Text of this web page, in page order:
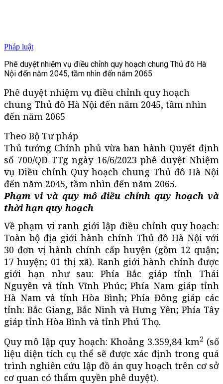
Pháp luật
Phê duyệt nhiệm vụ điều chỉnh quy hoạch chung Thủ đô Hà
Nội đến năm 2045, tầm nhìn đến năm 2065
Phê duyệt nhiệm vụ điều chỉnh quy hoạch
chung Thủ đô Hà Nội đến năm 2045, tầm nhìn
đến năm 2065
Theo Bộ Tư pháp
Thủ tướng Chính phủ vừa ban hành Quyết định
số 700/QĐ-TTg ngày 16/6/2023 phê duyệt Nhiệm
vụ Điều chỉnh Quy hoạch chung Thủ đô Hà Nội
đến năm 2045, tầm nhìn đến năm 2065.
Phạm vi và quy mô điều chỉnh quy hoạch và
thời hạn quy hoạch
Về phạm vi ranh giới lập điều chỉnh quy hoạch:
Toàn bộ địa giới hành chính Thủ đô Hà Nội với
30 đơn vị hành chính cấp huyện (gồm 12 quận;
17 huyện; 01 thị xã). Ranh giới hành chính được
giới hạn như sau: Phía Bắc giáp tỉnh Thái
Nguyên và tỉnh Vĩnh Phúc; Phía Nam giáp tỉnh
Hà Nam và tỉnh Hòa Bình; Phía Đông giáp các
tỉnh: Bắc Giang, Bắc Ninh và Hưng Yên; Phía Tây
giáp tỉnh Hòa Bình và tỉnh Phú Thọ.
Quy mô lập quy hoạch: Khoảng 3.359,84 km2(số
liệu diện tích cụ thể sẽ được xác định trong quá
trình nghiên cứu lập đồ án quy hoạch trên cơ sở
cơ quan có thẩm quyền phê duyệt).